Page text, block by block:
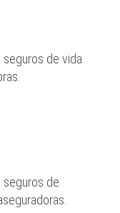
de vida
de